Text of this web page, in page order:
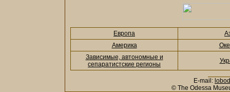
Европа
Америка
Зависимые, автономные и
сепаратистские регионы
E-mail:
© The Odessa